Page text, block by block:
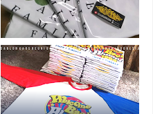
Sablon Raster Kaos We Are Family -
Custom Desain dan Sablon Kaos
Reuni